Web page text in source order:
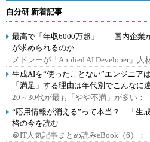
自分研 新着記事
最高で「年収6000万超」――国内企業
が求められるのか
メドレーが「Applied AI Developer」人
生成AIを“使ったことない”エンジニ
「満足」する理由は年代別でこんなに
20～30代が最も「やや不満」が多い：
“応用情報が消える”って本当？ 「生
格の今を読む
＠IT人気記事まとめ読みeBook（6）：